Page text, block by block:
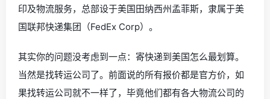
印及物流服务，总部设于美国田纳西州孟菲斯，隶属于美
国联邦快递集团（FedEx Corp）。
其实你的问题没考虑到一点：寄快递到美国怎么最划算。
当然是找转运公司了。前面说的所有报价都是官方价，如
果找转运公司就不一样了，毕竟他们都有各大物流公司的